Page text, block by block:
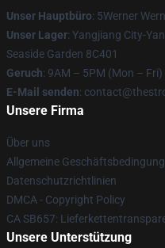
Unser Hauptbüro: 5Werner
Unser Lager: Yangjiang City-
Seaside Garden 8C401
Geruch: 9AM – 5PM (Mon – Fri)
E-Mail senden:
Unsere Firma
Über uns
Allgemeine
Datenschutzrichtlinien
DMCA - Copyright Policy
CA SB657:
Unsere Unterstützung